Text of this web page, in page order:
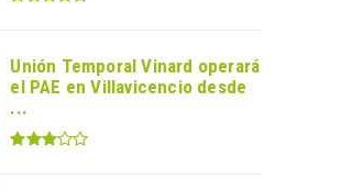
Unión Temporal Vinard operará
el PAE en Villavicencio desde
...